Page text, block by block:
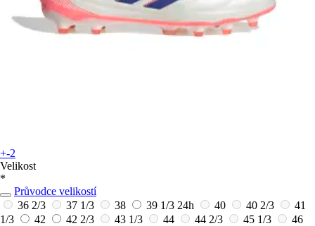
+-2
Velikost
*
Průvodce velikostí
36 2/3
37 1/3 38 39 1/3 24h 40 40 2/3
41
1/3
42 42 2/3 43 1/3 44 44 2/3 45 1/3
46